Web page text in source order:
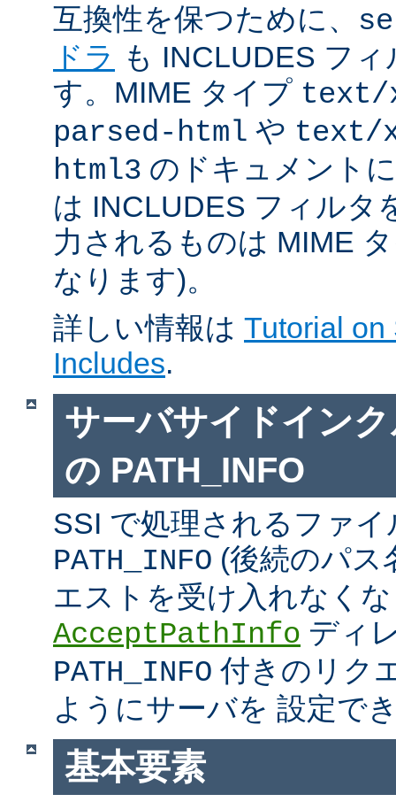
互換性を保つために、
ドラ も INCLUDES フ
す。MIME タイプ text/
parsed-html や text/
html3 のドキュメント
は INCLUDES フィルタ
力されるものは MIME
なります)。
詳しい情報は Tutorial on
Includes.
サーバサイドイン
の PATH_INFO
SSI で処理されるファ
PATH_INFO (後続のパス
エストを受け入れなく
AcceptPathInfo ディ
PATH_INFO 付きのリク
ようにサーバを 設定で
基本要素